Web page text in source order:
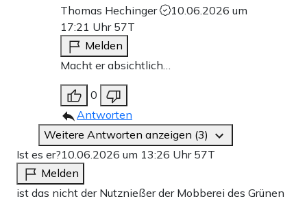
Thomas Hechinger
10.06.2026 um
17:21 Uhr 57T
Melden
Macht er absichtlich…
0
Antworten
Weitere Antworten anzeigen (3)
Ist es er?10.06.2026 um 13:26 Uhr 57T
Melden
ist das nicht der Nutznießer der Mobberei des Grünen